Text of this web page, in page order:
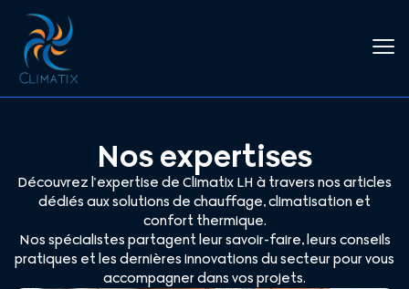
Nos expertises
Découvrez l’expertise de Climatix LH à travers nos articles
dédiés aux solutions de chauffage, climatisation et
confort thermique.
Nos spécialistes partagent leur savoir-faire, leurs conseils
pratiques et les dernières innovations du secteur pour vous
accompagner dans vos projets.